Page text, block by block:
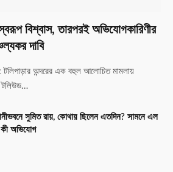
বিশ্বাস, তারপরই অভিযোগকারিণীর
দাবি
অন্দরের এক বহুল আলোচিত মামলায়
সুমিত রায়, কোথায় ছিলেন এতদিন? সামনে এল
অভিযোগ